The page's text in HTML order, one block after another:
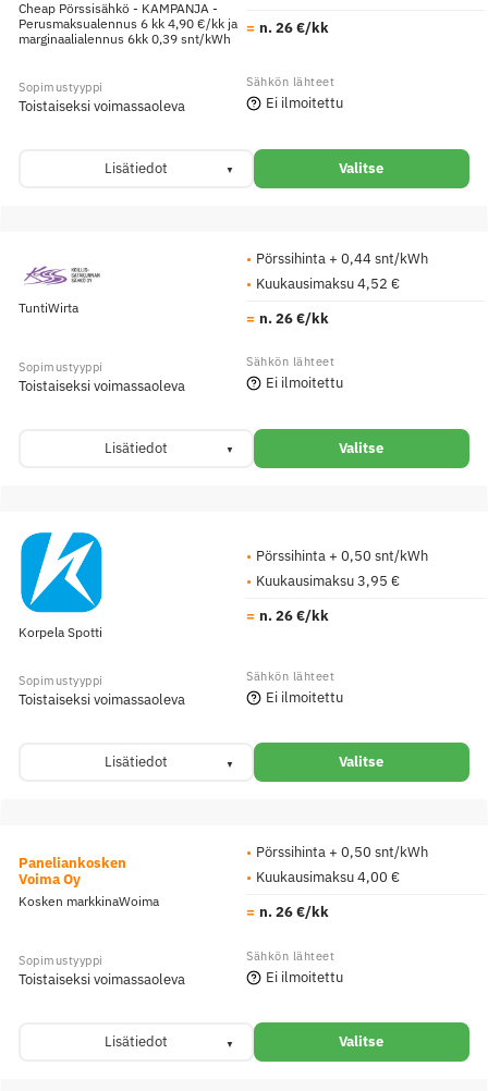
Cheap Pörssisähkö - KAMPANJA -
Perusmaksualennus 6 kk 4,90 €/kk ja
marginaalialennus 6kk 0,39 snt/kWh
n. 26 €/kk
Toistaiseksi voimassaoleva Ei ilmoitettu
Lisätiedot Valitse
TuntiWirta
Pörssihinta + 0,44 snt/kWh
Kuukausimaksu 4,52 €
n. 26 €/kk
Toistaiseksi voimassaoleva Ei ilmoitettu
Lisätiedot Valitse
Korpela Spotti
Pörssihinta + 0,50 snt/kWh
Kuukausimaksu 3,95 €
n. 26 €/kk
Toistaiseksi voimassaoleva Ei ilmoitettu
Lisätiedot Valitse
Paneliankosken
Voima Oy
Kosken markkinaWoima
Pörssihinta + 0,50 snt/kWh
Kuukausimaksu 4,00 €
n. 26 €/kk
Toistaiseksi voimassaoleva Ei ilmoitettu
Lisätiedot Valitse